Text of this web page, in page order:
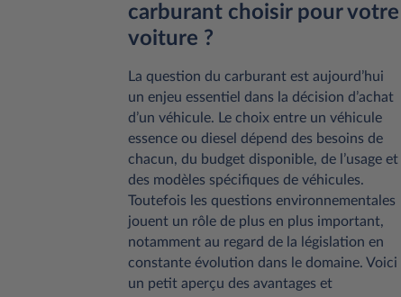
carburant choisir pour votre
voiture ?
La question du carburant est aujourd’hui
un enjeu essentiel dans la décision d’achat
d’un véhicule. Le choix entre un véhicule
essence ou diesel dépend des besoins de
chacun, du budget disponible, de l’usage et
des modèles spécifiques de véhicules.
Toutefois les questions environnementales
jouent un rôle de plus en plus important,
notamment au regard de la législation en
constante évolution dans le domaine. Voici
un petit aperçu des avantages et